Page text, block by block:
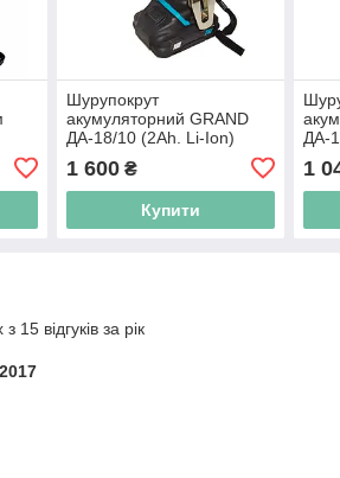
Шурупокрут
акумуляторний GRAND
ДА-18/10 (2Ah. Li-Ion)
1 600₴
Купити
ДА-
1
15 відгуків за рік